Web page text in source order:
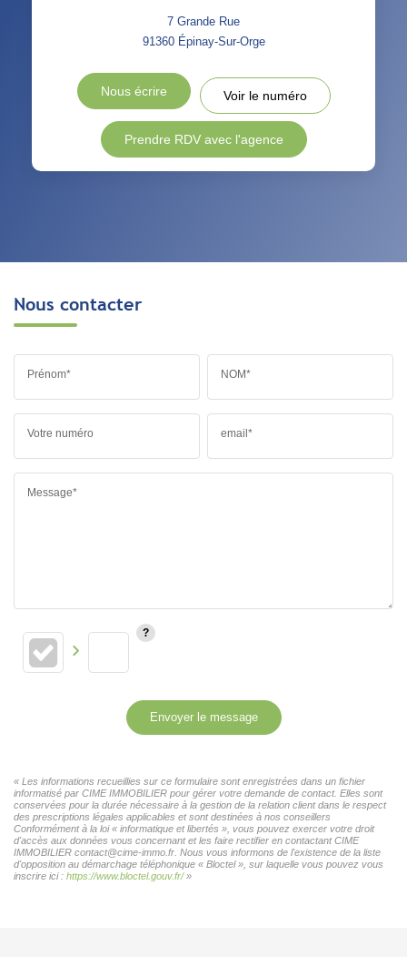
7 Grande Rue
91360 Épinay-Sur-Orge
Nous écrire Voir le numéro
Prendre RDV avec l'agence
Nous contacter
Prénom* NOM*
Votre numéro email*
Message*
Envoyer le message
« Les informations recueillies sur ce formulaire sont enregistrées dans un fichier
informatisé par CIME IMMOBILIER pour gérer votre demande de contact. Elles sont
conservées pour la durée nécessaire à la gestion de la relation client dans le respect
des prescriptions légales applicables et sont destinées à nos conseillers
Conformément à la loi « informatique et libertés », vous pouvez exercer votre droit
d'accès aux données vous concernant et les faire rectifier en contactant CIME
IMMOBILIER contact@cime-immo.fr. Nous vous informons de l'existence de la liste
d'opposition au démarchage téléphonique « Bloctel », sur laquelle vous pouvez vous
inscrire ici : https://www.bloctel.gouv.fr/»